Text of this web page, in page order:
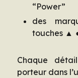
“Power”
des
touches ▲
Chaque
porteur dans